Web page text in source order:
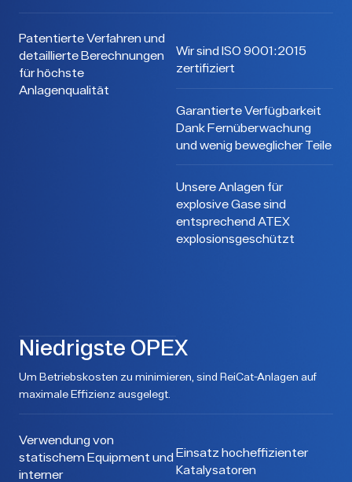
Patentierte Verfahren und
detaillierte Berechnungen
für höchste
Anlagenqualität
Wir sind ISO 9001:2015
zertifiziert
Garantierte Verfügbarkeit
Dank Fernüberwachung
und wenig beweglicher Teile
Unsere Anlagen für
explosive Gase sind
entsprechend ATEX
explosionsgeschützt
Niedrigste OPEX
Um Betriebskosten zu minimieren, sind ReiCat-Anlagen auf
maximale Effizienz ausgelegt.
Verwendung von
statischem Equipment und
interner
Einsatz hocheffizienter
Katalysatoren